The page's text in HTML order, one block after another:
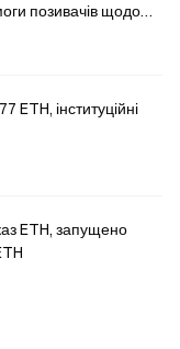
позивачів щодо
ETH, інституційні
ETH, запущено